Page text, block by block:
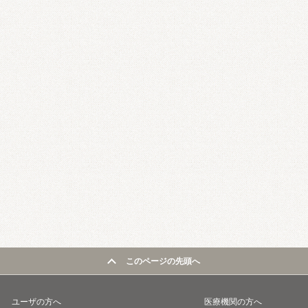
このページの先頭へ
ユーザの方へ 医療機関の方へ